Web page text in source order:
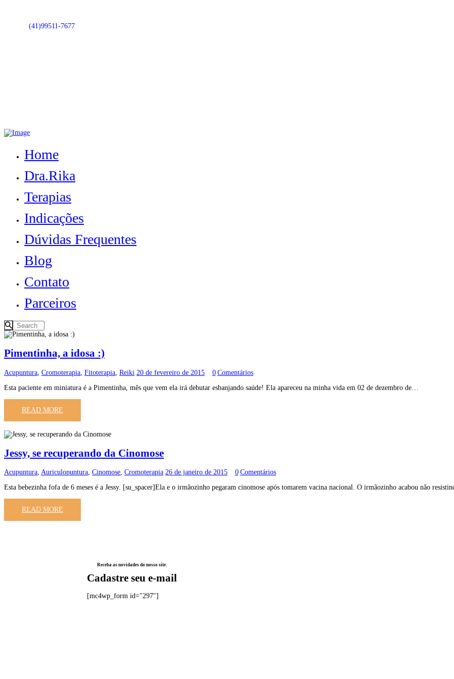
(41)99511-7677
Home
Dra.Rika
Terapias
Indicações
Dúvidas Frequentes
Blog
Contato
Parceiros
Pimentinha, a idosa :)
Acupuntura Cromoterapia Fitoterapia Reiki 20 de fevereiro de 2015 0 Comentários
Esta paciente em miniatura é a Pimentinha, mês que vem ela irá debutar esbanjando saúde! Ela apareceu na minha vida em 02 de dezembro de…
READ MORE
Jessy, se recuperando da Cinomose
Acupuntura, Auriculopuntura, Cinomose, Cromoterapia 26 de janeiro de 2015 0 Comentários
Esta bebezinha fofa de 6 meses é a Jessy. [su_spacer]Ela e o irmãozinho pegaram cinomose após tomarem vacina nacional. O irmãozinho acabou não
READ MORE
Receba as novidades do nosso site.
Cadastre seu e-mail
[mc4wp_form id="297"]